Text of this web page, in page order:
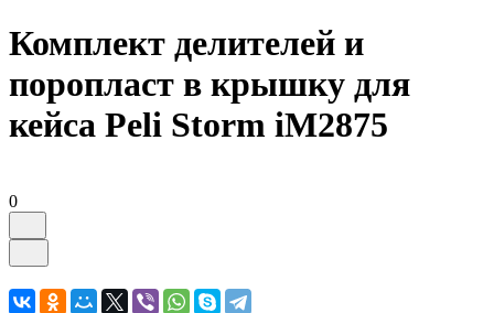
Комплект делителей и
поропласт в крышку для
кейса Peli Storm iM2875
0